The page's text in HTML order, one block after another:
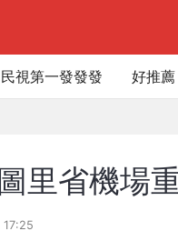
民視第一發發發 好推薦
里省機